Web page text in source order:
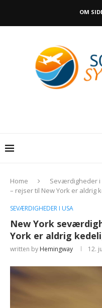
OM
Home Seværdigheder i
– rejser til New York er aldrig
SEVÆRDIGHEDER I USA
New York
York er aldrig
written by Hemingway 12.